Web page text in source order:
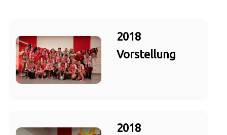
2018
Vorstellung
2018